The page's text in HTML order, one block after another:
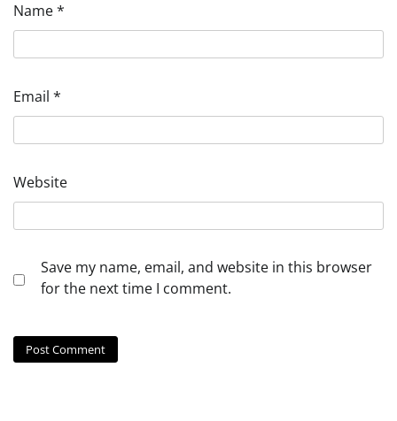
Name*
Email *
Website
Save my name, email, and website in this browser
for the next time I comment.